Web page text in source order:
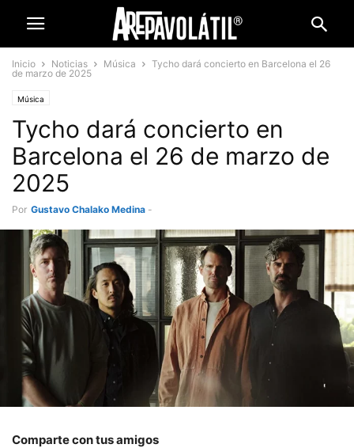
Inicio Noticias Música
Tycho dará concierto en Barcelona el 26
de marzo de 2025
Música
Tycho dará concierto en
Barcelona el 26 de marzo de
2025
Por Gustavo Chalako Medina -
Comparte con tus amigos